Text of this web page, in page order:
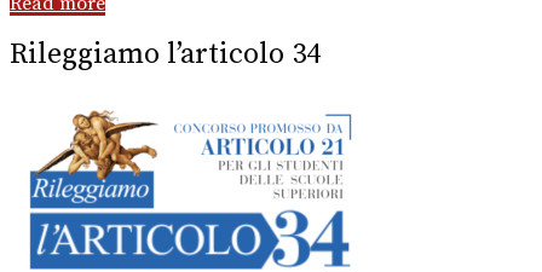
Rileggiamo l’articolo 34